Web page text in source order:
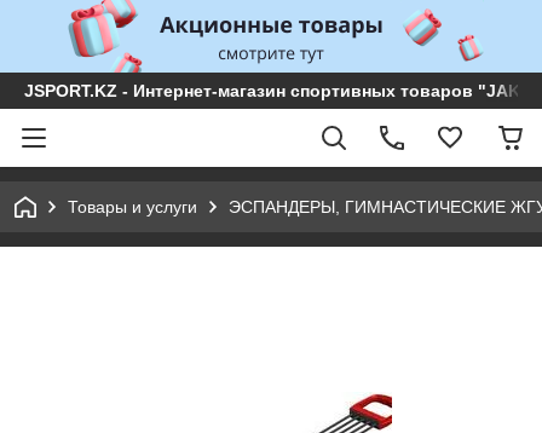
JSPORT.KZ - Интернет-магазин спортивных товаров
Товары и услуги ЭСПАНДЕРЫ, ГИМНАСТИЧЕСКИЕ